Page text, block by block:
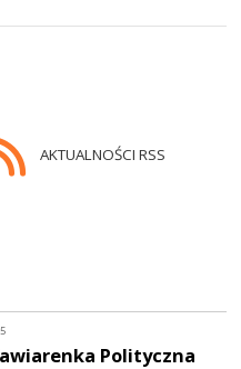
AKTUALNOŚCI RSS
Polityczna